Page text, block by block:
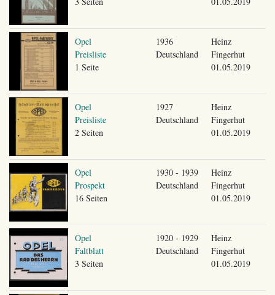
Opel
Preisliste
1 Seite
1936
Deutschland
Heinz
Fingerhut
01.05.2019
Opel
Preisliste
2 Seiten
1927
Deutschland
Heinz
Fingerhut
01.05.2019
Opel
Prospekt
16 Seiten
1930 - 1939
Deutschland
Heinz
Fingerhut
01.05.2019
Opel
Faltblatt
3 Seiten
1920 - 1929
Deutschland
Heinz
Fingerhut
01.05.2019